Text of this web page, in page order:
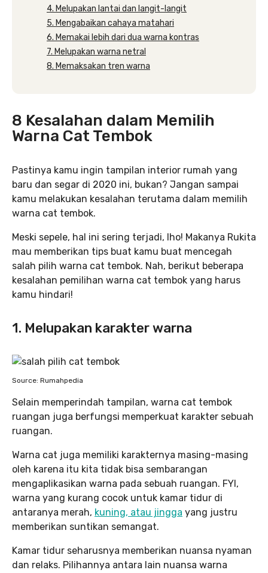
4. Melupakan lantai dan langit-langit
5. Mengabaikan cahaya matahari
6. Memakai lebih dari dua warna kontras
7. Melupakan warna netral
8. Memaksakan tren warna
8 Kesalahan dalam Memilih
Warna Cat Tembok
Pastinya kamu ingin tampilan interior rumah yang
baru dan segar di 2020 ini, bukan? Jangan sampai
kamu melakukan kesalahan terutama dalam memilih
warna cat tembok.
Meski sepele, hal ini sering terjadi, lho! Makanya Rukita
mau memberikan tips buat kamu buat mencegah
salah pilih warna cat tembok. Nah, berikut beberapa
kesalahan pemilihan warna cat tembok yang harus
kamu hindari!
1. Melupakan karakter warna
Source: Rumahpedia
Selain memperindah tampilan, warna cat tembok
ruangan juga berfungsi memperkuat karakter sebuah
ruangan.
Warna cat juga memiliki karakternya masing-masing
oleh karena itu kita tidak bisa sembarangan
mengaplikasikan warna pada sebuah ruangan. FYI,
warna yang kurang cocok untuk kamar tidur di
antaranya merah, kuning, atau jingga yang justru
memberikan suntikan semangat.
Kamar tidur seharusnya memberikan nuansa nyaman
dan relaks. Pilihannya antara lain nuansa warna